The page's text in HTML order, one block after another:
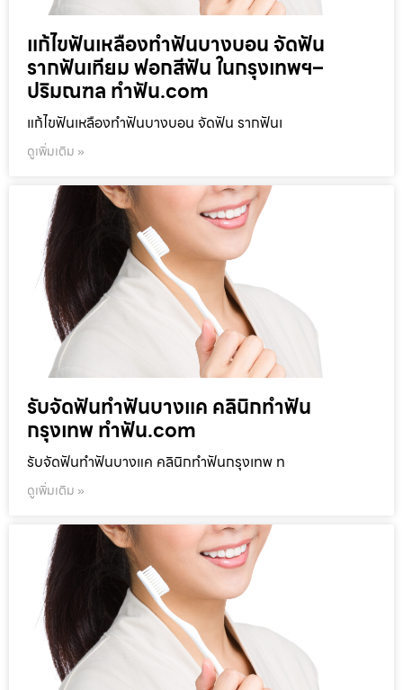
แก้ไขฟันเหลืองทำฟันบางบอน จัดฟัน
รากฟันเทียม ฟอกสีฟัน ในกรุงเทพฯ–
ปริมณฑล ทำฟัน.com
แก้ไขฟันเหลืองทำฟันบางบอน จัดฟัน รากฟันเ
ดูเพิ่มเติม »
รับจัดฟันทำฟันบางแค คลินิกทำฟัน
กรุงเทพ ทำฟัน.com
รับจัดฟันทำฟันบางแค คลินิกทำฟันกรุงเทพ ท
ดูเพิ่มเติม »